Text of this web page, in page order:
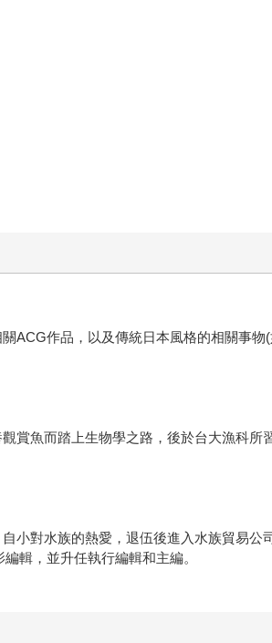
ACG作品，以及傳統日本風格的相關事
賞魚而踏上生物學之路，後於台大漁科
小對水族的熱愛，退伍後進入水族貿易
輯，並升任執行編輯和主編。